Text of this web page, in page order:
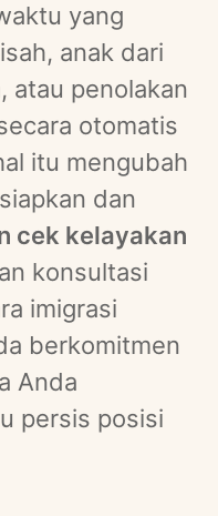
yang
anak dari
atau penolakan
otomatis
itu mengubah
dan
cek kelayakan
konsultasi
imigrasi
berkomitmen
Anda
persis posisi